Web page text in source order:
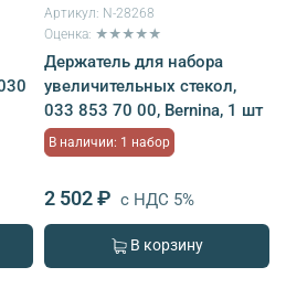
Артикул: N-28268
Оценка: ★★★★★
Держатель для набора
увеличительных стекол,
033 853 70 00, Bernina, 1 шт
В наличии: 1 набор
2 502 ₽ с НДС 5%
В корзину